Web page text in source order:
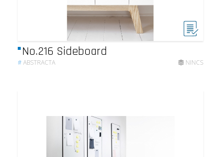
No.216 Sideboard
#ABSTRACTA NINCS